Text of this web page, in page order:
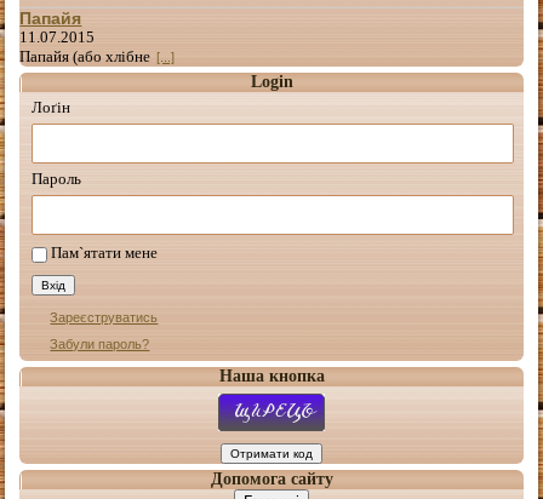
Папайя
11.07.2015
Папайя (або хлібне [...]
Login
Лоґін
Пароль
Пам`ятати мене
Зареєструватись
Забули пароль?
Наша кнопка
Допомога сайту